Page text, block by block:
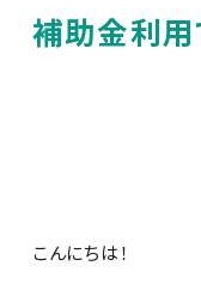
補助金利用
こんにちは！